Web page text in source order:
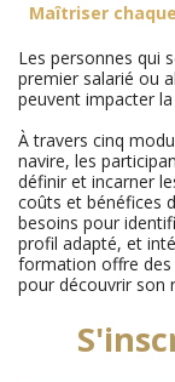
Maîtriser
Les personnes qui
premier salarié ou
peuvent impacter
À travers cinq
navire, les
définir et incarner
coûts et bénéfices
besoins pour
profil adapté, et
formation offre des
pour découvrir son